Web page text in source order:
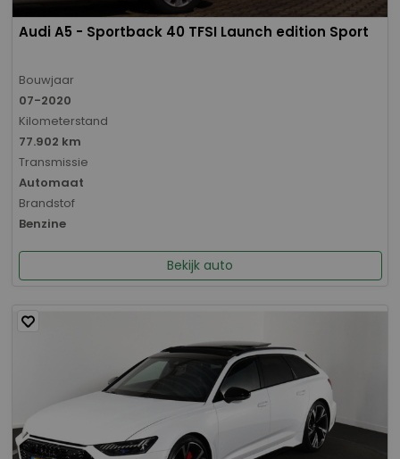
Audi A5 - Sportback 40 TFSI Launch edition Sport
Bouwjaar
07-2020
Kilometerstand
77.902 km
Transmissie
Automaat
Brandstof
Benzine
Bekijk auto